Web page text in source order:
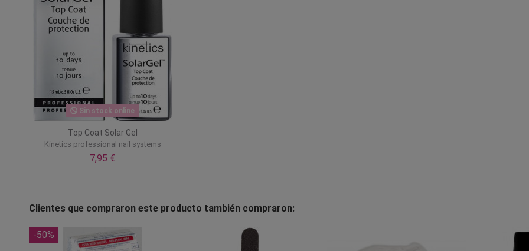
Sin stock online
Top Coat Solar Gel
Kinetics professional nail systems
7,95 €
Clientes que compraron este producto también compraron:
-50%